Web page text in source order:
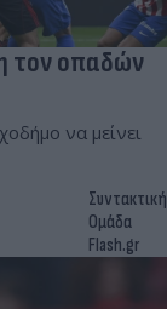
τον οπαδών
να μείνει
Συντακτική
Ομάδα
Flash.gr